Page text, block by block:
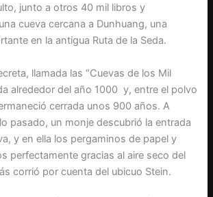
junto a otros 40 mil libros y
cueva cercana a Dunhuang, una
en la antigua Ruta de la Seda.
llamada las “Cuevas de los Mil
alrededor del año 1000 y, entre el polvo
cerrada unos 900 años. A
pasado, un monje descubrió la entrada
y en ella los pergaminos de papel y
perfectamente gracias al aire seco del
corrió por cuenta del ubicuo Stein.